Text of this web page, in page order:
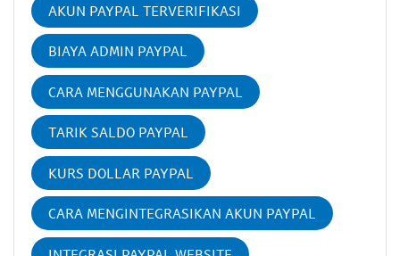
AKUN PAYPAL TERVERIFIKASI
BIAYA ADMIN PAYPAL
CARA MENGGUNAKAN PAYPAL
TARIK SALDO PAYPAL
KURS DOLLAR PAYPAL
CARA MENGINTEGRASIKAN AKUN PAYPAL